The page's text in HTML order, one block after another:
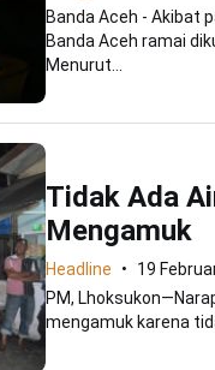
Banda Aceh - Akibat
Banda Aceh ramai
Menurut...
Tidak Ada
Mengamuk
Headline
19
PM,
mengamuk karena